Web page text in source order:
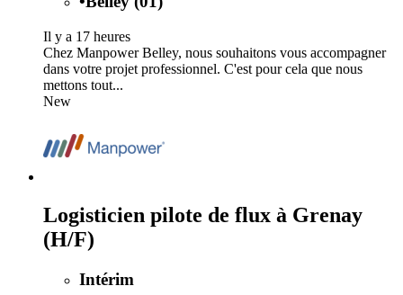
Il y a 17 heures
Chez Manpower Belley, nous souhaitons vous accompagner
dans votre projet professionnel. C'est pour cela que nous
mettons tout...
New
Logisticien pilote de flux à Grenay
(H/F)
Intérim